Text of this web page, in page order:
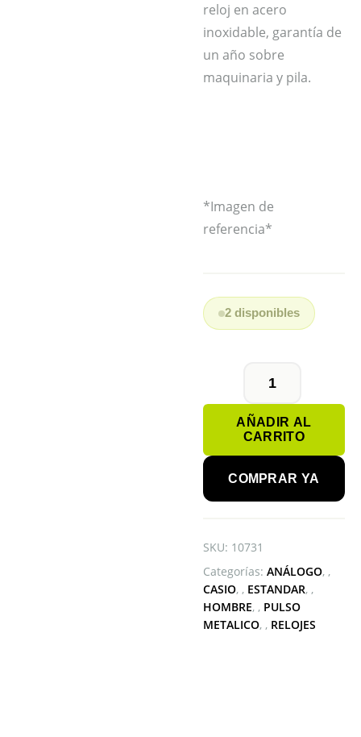
reloj en acero
inoxidable, garantía de
un año sobre
maquinaria y pila.
*Imagen de
referencia*
2 disponibles
CASIO
MTP-
1314SG-
1AVDF
cantidad
AÑADIR AL
CARRITO
COMPRAR YA
SKU: 10731
Categorías: ANÁLOGO ,
CASIO , ESTANDAR ,
HOMBRE , PULSO
METALICO , RELOJES